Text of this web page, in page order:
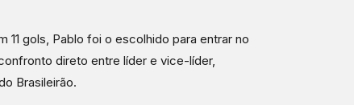
11 gols, Pablo foi o escolhido para entrar no
direto entre líder e vice-líder,
Brasileirão.